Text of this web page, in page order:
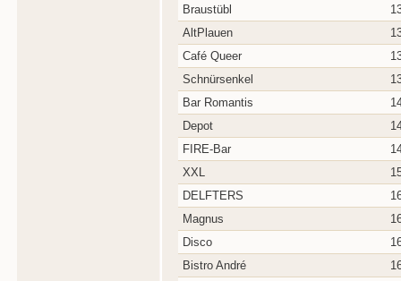
Braustübl
AltPlauen
Café Queer
Schnürsenkel
Bar Romantis
Depot
FIRE-Bar
XXL
DELFTERS
Magnus
Disco
Bistro André